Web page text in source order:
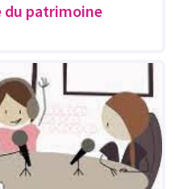
du patrimoine